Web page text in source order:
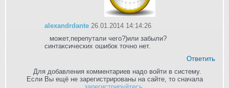
alexandrdante 26.01.2014 14:14:26
может,перепутали чего?)или забыли?
синтаксических ошибок точно нет.
Ответить
Для добавления комментариев надо войти в систему.
Если Вы ещё не зарегистрированы на сайте, то сначала